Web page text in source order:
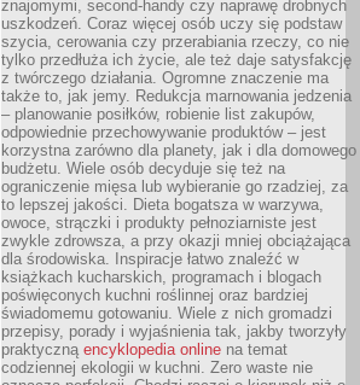
znajomymi, second-handy czy naprawę drobnych
uszkodzeń. Coraz więcej osób uczy się podstaw
szycia, cerowania czy przerabiania rzeczy, co nie
tylko przedłuża ich życie, ale też daje satysfakcję
z twórczego działania. Ogromne znaczenie ma
także to, jak jemy. Redukcja marnowania jedzenia
– planowanie posiłków, robienie list zakupów,
odpowiednie przechowywanie produktów – jest
korzystna zarówno dla planety, jak i dla domowego
budżetu. Wiele osób decyduje się też na
ograniczenie mięsa lub wybieranie go rzadziej, za
to lepszej jakości. Dieta bogatsza w warzywa,
owoce, strączki i produkty pełnoziarniste jest
zwykle zdrowsza, a przy okazji mniej obciążająca
dla środowiska. Inspiracje łatwo znaleźć w
książkach kucharskich, programach i blogach
poświęconych kuchni roślinnej oraz bardziej
świadomemu gotowaniu. Wiele z nich gromadzi
przepisy, porady i wyjaśnienia tak, jakby tworzyły
praktyczną encyklopedia online na temat
codziennej ekologii w kuchni. Zero waste nie